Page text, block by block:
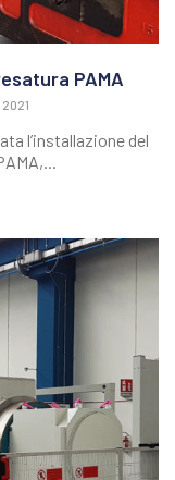
PAMA
2021
l’installazione del